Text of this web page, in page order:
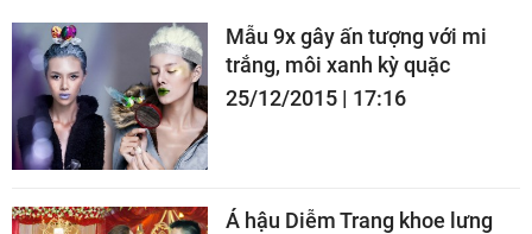
Mẫu 9x gây ấn tượng với mi
trắng, môi xanh kỳ quặc
25/12/2015 | 17:16
Á hậu Diễm Trang khoe lưng